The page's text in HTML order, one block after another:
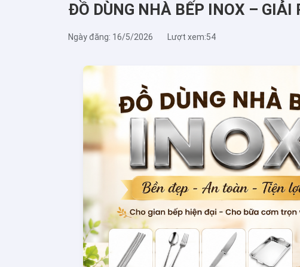
ĐỒ DÙNG NHÀ BẾP INOX –
Ngày đăng: 16/5/2026 Lượt xem:54